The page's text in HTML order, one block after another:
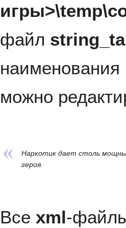
файл
наименования
можно
Наркотик дает столь
героя.
Все xml-